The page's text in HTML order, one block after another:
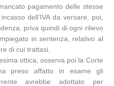
pagamento delle stesse
dell’IVA da versare, poi,
priva quindi di ogni rilievo
in sentenza, relativo al
di cui trattasi.
ottica, osserva poi la Corte
preso affatto in esame gli
avrebbe adottato per